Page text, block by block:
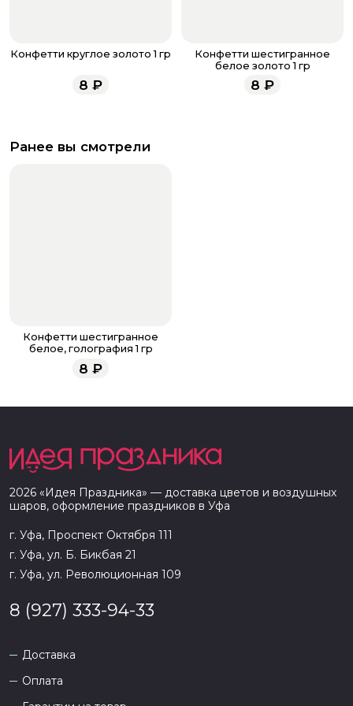
Конфетти круглое золото 1 гр
8 ₽
Конфетти шестигранное
белое золото 1 гр
8 ₽
Ранее вы смотрели
Конфетти шестигранное
белое, голография 1 гр
8 ₽
2026 «Идея Праздника» — доставка цветов и воздушных
шаров, оформление праздников в Уфа
г. Уфа, Проспект Октября 111
г. Уфа, ул. Б. Бикбая 21
г. Уфа, ул. Революционная 109
8 (927) 333-94-33
Доставка
Оплата